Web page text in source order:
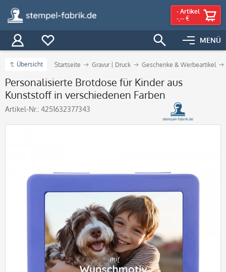
MENÜ
- Artikel
-,-- €
Übersicht Startseite Gravur | Druck Geschenke & Werbeartikel
Personalisierte Brotdose für Kinder aus
Kunststoff in verschiedenen Farben
Artikel-Nr.: 4251632377343